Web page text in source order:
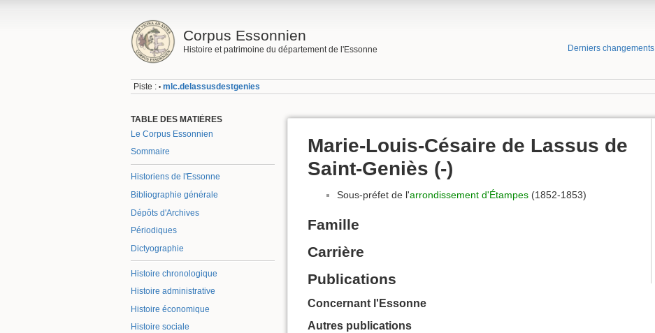
Corpus Essonnien
Histoire et patrimoine du département de l'Essonne Derniers changements
Piste : • mlc.delassusdestgenies
TABLE DES MATIÈRES
Le Corpus Essonnien
Sommaire
Historiens de l'Essonne
Bibliographie générale
Dépôts d'Archives
Périodiques
Dictyographie
Histoire chronologique
Histoire administrative
Histoire économique
Histoire sociale
Marie-Louis-Césaire de Lassus de
Saint-Geniès (-)
Sous-préfet de l'arrondissement d'Étampes (1852-1853)
Famille
Carrière
Publications
Concernant l'Essonne
Autres publications